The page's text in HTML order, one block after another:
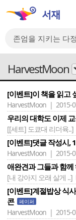
HarvestMoon
[이벤트]이 책을 읽고
HarvestMoon | 2015-
우리의 대학도 이제
[[세트] 도쿄대 리더육..]
[이벤트]댓글 작성시,
HarvestMoon | 2015-
애완견과 그들과 함
[내 강아지 오래 살게 ..]
[이벤트]계절밥상 식
콘
페이퍼
HarvestMoon | 2015-